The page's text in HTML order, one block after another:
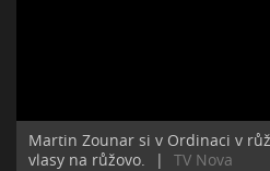
Martin Zounar si v Ordinaci v
vlasy na růžovo.
| TV Nova